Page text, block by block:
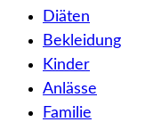
Diäten
Bekleidung
Kinder
Anlässe
Familie